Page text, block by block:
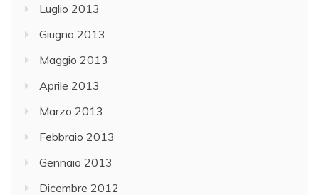
Luglio 2013
Giugno 2013
Maggio 2013
Aprile 2013
Marzo 2013
Febbraio 2013
Gennaio 2013
Dicembre 2012